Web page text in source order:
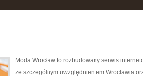
Moda Wrocław to rozbudowany serwis
ze szczególnym uwzględnieniem Wrocławia